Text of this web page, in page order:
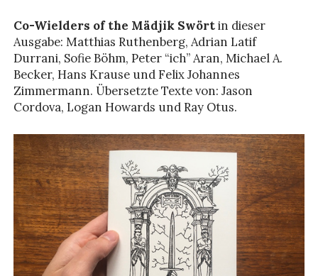
Co-Wielders of the Mädjik Swörtin dieser
Ausgabe: Matthias Ruthenberg, Adrian Latif
Durrani, Sofie Böhm, Peter “ich” Aran, Michael A.
Becker, Hans Krause und Felix Johannes
Zimmermann. Übersetzte Texte von: Jason
Cordova, Logan Howards und Ray Otus.